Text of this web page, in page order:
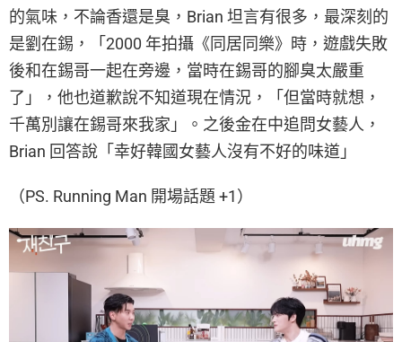
的氣味，不論香還是臭，Brian 坦言有很多，最深刻的
是劉在錫，「2000 年拍攝《同居同樂》時，遊戲失敗
後和在錫哥一起在旁邊，當時在錫哥的腳臭太嚴重
了」，他也道歉說不知道現在情況，「但當時就想，
千萬別讓在錫哥來我家」。之後金在中追問女藝人，
Brian 回答說「幸好韓國女藝人沒有不好的味道」
（PS. Running Man 開場話題 +1）